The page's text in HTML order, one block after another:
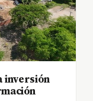
inversión